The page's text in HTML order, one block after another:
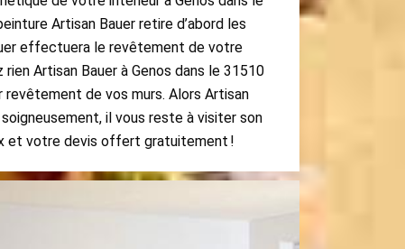
Artisan Bauer retire d’abord les
effectuera le revêtement de votre
Artisan Bauer à Genos dans le 31510
de vos murs. Alors Artisan
il vous reste à visiter son
et votre devis offert gratuitement !